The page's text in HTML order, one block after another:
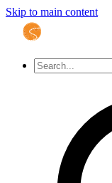
Skip to main content